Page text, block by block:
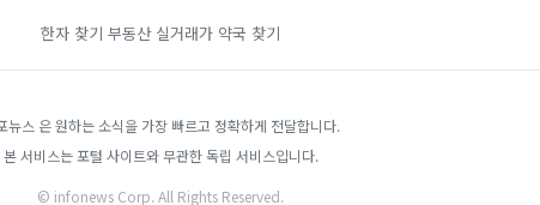
한자 찾기 부동산 실거래가 약국 찾기
뉴스 은 원하는 소식을 가장 빠르고 정확하게 전달합니다.
본 서비스는 포털 사이트와 무관한 독립 서비스입니다.
© infonews Corp. All Rights Reserved.